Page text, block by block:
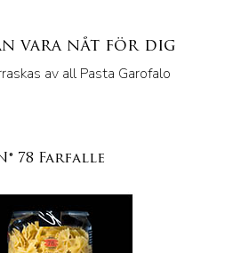
vara nåt för dig
av all Pasta Garofalo
78 Farfalle